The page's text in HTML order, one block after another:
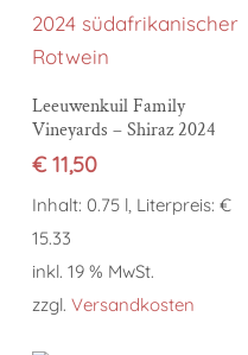
In den Warenkorb
Leeuwenkuil Family
Vineyards – Shiraz 2024
€11,50
Inhalt: 0.75 l, Literpreis: €
15.33
inkl. 19 % MwSt.
zzgl. Versandkosten